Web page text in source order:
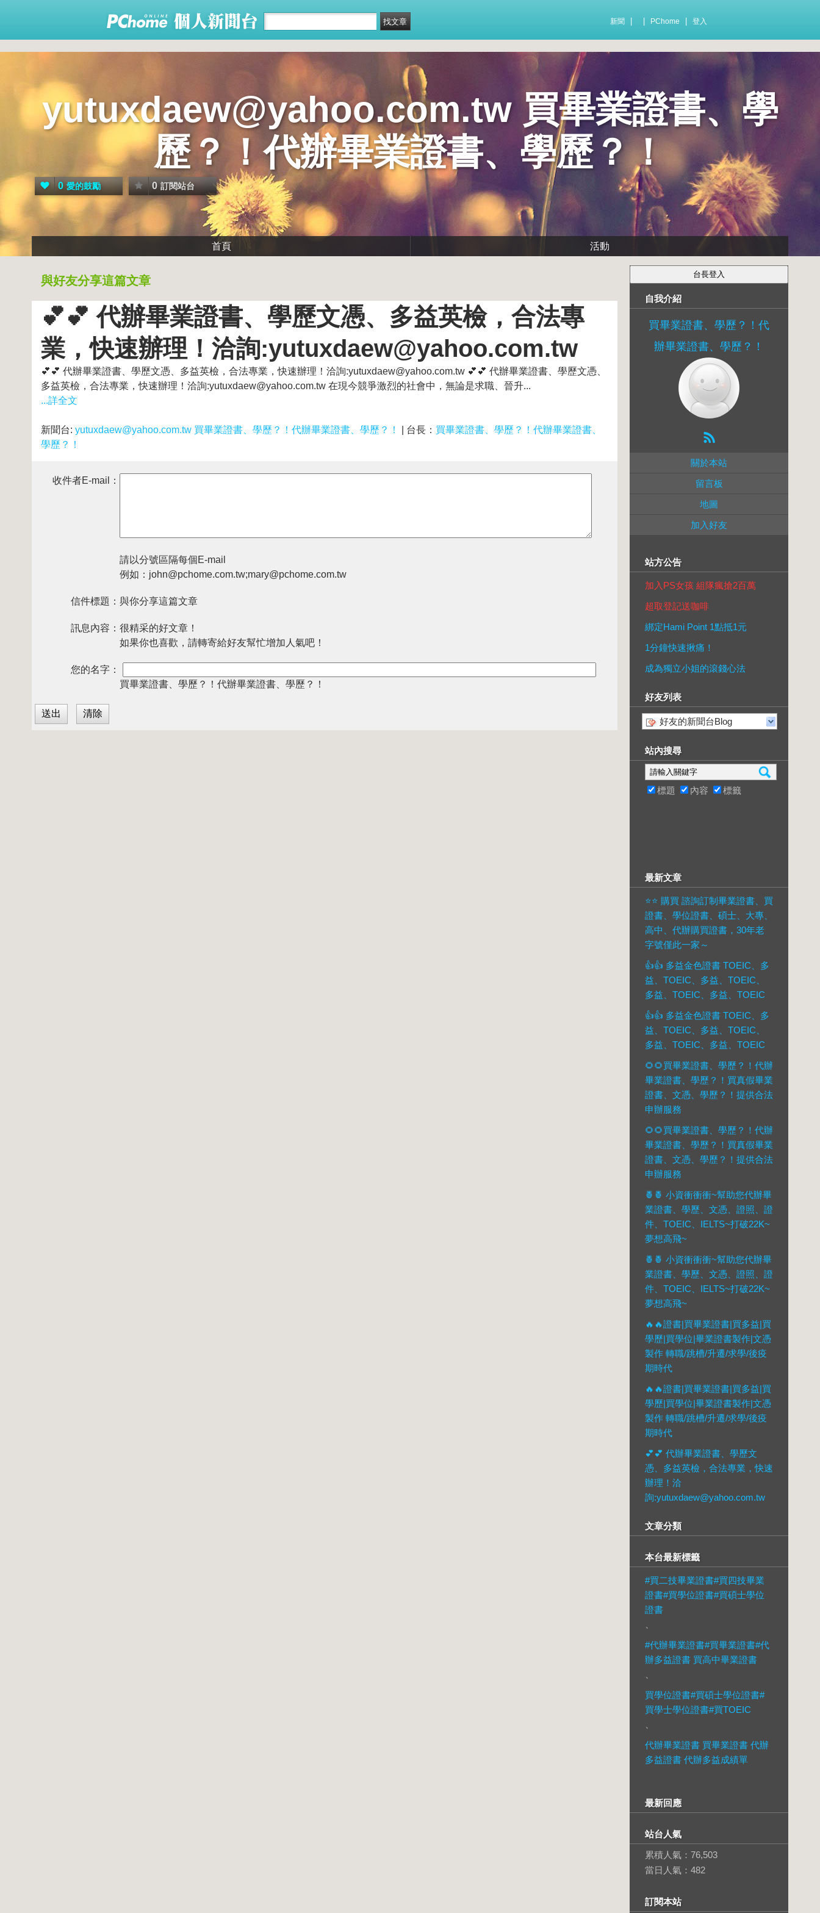
新聞 PChome 登入
yutuxdaew@yahoo.com.tw 買畢業證書、學
歷？！代辦畢業證書、學歷？！
0 愛的鼓勵 0 訂閱站台
首頁 活動
與好友分享這篇文章
💕💕 代辦畢業證書、學歷文憑、多益英檢，合法專
業，快速辦理！洽詢:yutuxdaew@yahoo.com.tw
💕💕 代辦畢業證書、學歷文憑、多益英檢，合法專業，快速辦理！洽詢:yutuxdaew@yahoo.com.tw 💕💕 代辦畢業證書、學歷文憑、
多益英檢，合法專業，快速辦理！洽詢:yutuxdaew@yahoo.com.tw 在現今競爭激烈的社會中，無論是求職、晉升...
...詳全文
新聞台: yutuxdaew@yahoo.com.tw 買畢業證書、學歷？！代辦畢業證書、學歷？！ | 台長： 買畢業證書、學歷？！代辦畢業證書、
學歷？！
收件者E-mail：
請以分號區隔每個E-mail
例如：john@pchome.com.tw;mary@pchome.com.tw
信件標題： 與你分享這篇文章
訊息內容： 很精采的好文章！
如果你也喜歡，請轉寄給好友幫忙增加人氣吧！
您的名字：
買畢業證書、學歷？！代辦畢業證書、學歷？！
自我介紹
買畢業證書、學歷？！代
辦畢業證書、學歷？！
關於本站
留言板
地圖
加入好友
站方公告
加入PS女孩 組隊瘋搶2百萬
超取登記送咖啡
綁定Hami Point 1點抵1元
1分鐘快速揪痛！
成為獨立小姐的滾錢心法
好友列表
好友的新聞台Blog
站內搜尋
標題 內容 標籤
最新文章
⭐️⭐️ 購買 諮詢訂制畢業證書、買
證書、學位證書、碩士、大專、
高中、代辦購買證書，30年老
字號僅此一家～
👍👍 多益金色證書 TOEIC、多
益、TOEIC、多益、TOEIC、
多益、TOEIC、多益、TOEIC
👍👍 多益金色證書 TOEIC、多
益、TOEIC、多益、TOEIC、
多益、TOEIC、多益、TOEIC
🌻🌻買畢業證書、學歷？！代辦
畢業證書、學歷？！買真假畢業
證書、文憑、學歷？！提供合法
申辦服務
🌻🌻買畢業證書、學歷？！代辦
畢業證書、學歷？！買真假畢業
證書、文憑、學歷？！提供合法
申辦服務
🍍🍍 小資衝衝衝~幫助您代辦畢
業證書、學歷、文憑、證照、證
件、TOEIC、IELTS~打破22K~
夢想高飛~
🍍🍍 小資衝衝衝~幫助您代辦畢
業證書、學歷、文憑、證照、證
件、TOEIC、IELTS~打破22K~
夢想高飛~
🔥🔥證書|買畢業證書|買多益|買
學歷|買學位|畢業證書製作|文憑
製作 轉職/跳槽/升遷/求學/後疫
期時代
🔥🔥證書|買畢業證書|買多益|買
學歷|買學位|畢業證書製作|文憑
製作 轉職/跳槽/升遷/求學/後疫
期時代
💕💕 代辦畢業證書、學歷文
憑、多益英檢，合法專業，快速
辦理！洽
詢:yutuxdaew@yahoo.com.tw
文章分類
本台最新標籤
#買二技畢業證書#買四技畢業
證書#買學位證書#買碩士學位
證書
#代辦畢業證書#買畢業證書#代
辦多益證書 買高中畢業證書
買學位證書#買碩士學位證書#
買學士學位證書#買TOEIC
代辦畢業證書 買畢業證書 代辦
多益證書 代辦多益成績單
最新回應
站台人氣
累積人氣： 76,503
當日人氣： 482
訂閱本站